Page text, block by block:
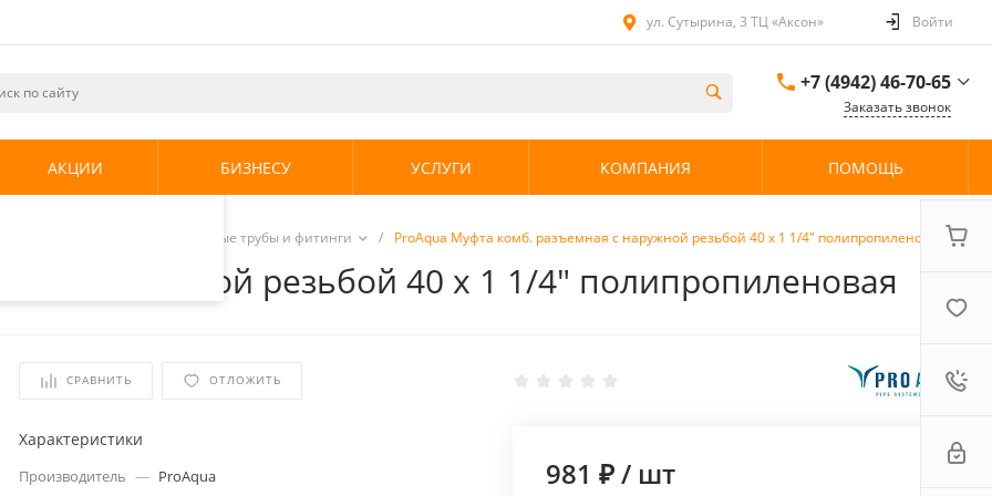
и
использования.
.
ул. Сутырина, 3 ТЦ «Аксон» Войти
+7 (4942) 46-70-65
ул. Сутырина, 3 ТЦ
Заказать звонок
АКЦИИ БИЗНЕСУ УСЛУГИ КОМПАНИЯ ПОМОЩЬ
Полипропиленовые трубы и фитинги / ProAqua Муфта комб. разъемная с наружной резьбой 40 х 1 1/4" полипропиленовая
с наружной резьбой 40 х 1 1/4" полипропиленовая
СРАВНИТЬ ОТЛОЖИТЬ
Характеристики
Производитель — ProAqua
981 ₽/ шт